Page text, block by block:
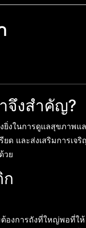
จึงสำคัญ?
ยิ่งในการดูแลสุขภาพแ
ด และส่งเสริมการเจริ
วย
องการถังที่ใหญ่พอที่ให้